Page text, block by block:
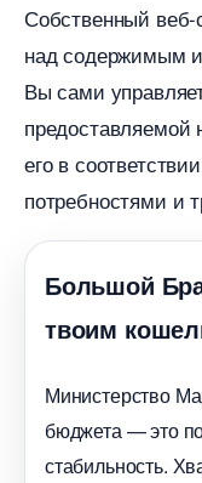
Собственный веб-
над содержимым
ы сами
предоставляемой
его в
потребностями и
Большой
твоим
Министерство
юджета — это
стабильность.